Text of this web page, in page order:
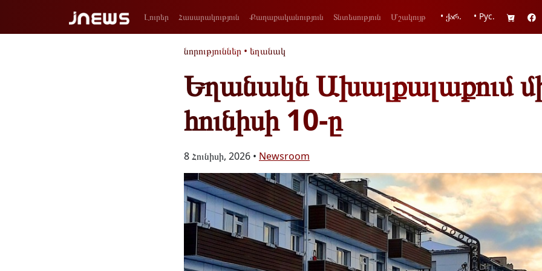
Լուրեր Հասարակություն Քաղաքականություն Տնտեսություն Մշակույթ • ქარ. • Рус.
նորություններ • եղանակ
Եղանակն Ախալքալաքում
հունիսի 10-ը
8 Հունիսի, 2026 • Newsroom